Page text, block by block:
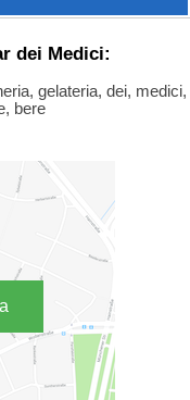
dei Medici:
gelateria, dei, medici,
bere